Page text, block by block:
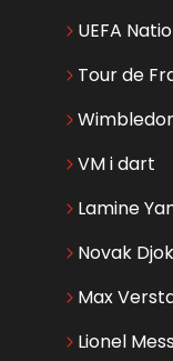
UEFA
Tour de
VM i dart
Lamine
Novak
Max
Lionel